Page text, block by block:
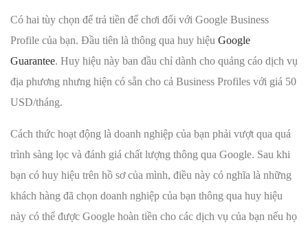
Có hai tùy chọn để trả tiền để chơi đối với Google Business
Profile của bạn. Đầu tiên là thông qua huy hiệu Google
Guarantee. Huy hiệu này ban đầu chỉ dành cho quảng cáo dịch vụ
địa phương nhưng hiện có sẵn cho cả Business Profiles với giá 50
USD/tháng.
Cách thức hoạt động là doanh nghiệp của bạn phải vượt qua quá
trình sàng lọc và đánh giá chất lượng thông qua Google. Sau khi
bạn có huy hiệu trên hồ sơ của mình, điều này có nghĩa là những
khách hàng đã chọn doanh nghiệp của bạn thông qua huy hiệu
này có thể được Google hoàn tiền cho các dịch vụ của bạn nếu họ